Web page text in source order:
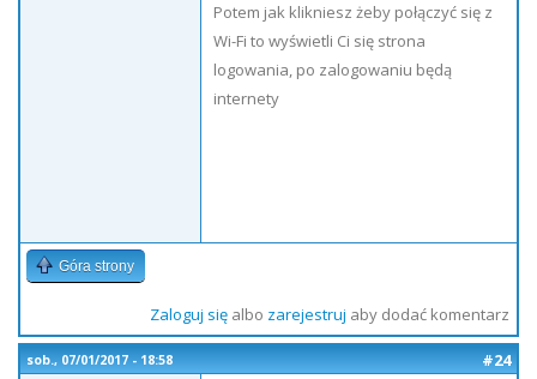
Potem jak klikniesz żeby połączyć się z
Wi-Fi to wyświetli Ci się strona
logowania, po zalogowaniu będą
internety
Góra strony
Zaloguj sięalbo zarejestruj aby dodać komentarz
sob., 07/01/2017 - 18:58
#24